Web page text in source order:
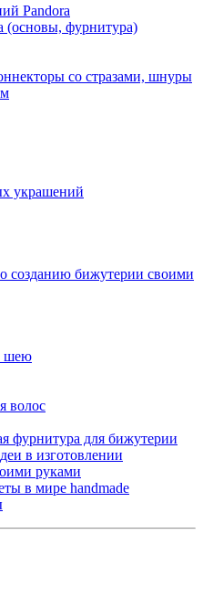
Pandora
(основы, фурнитура)
со стразами, шнуры
украшений
созданию бижутерии своими
шею
волос
фурнитура для бижутерии
в изготовлении
руками
в мире handmade